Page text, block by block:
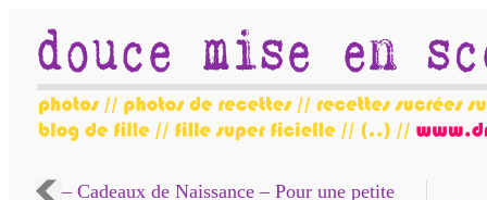
– Cadeaux de Naissance – Pour une petite